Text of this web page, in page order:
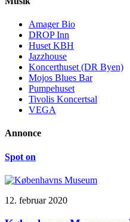
Amager Bio
DROP Inn
Huset KBH
Jazzhouse
Koncerthuset (DR Byen)
Mojos Blues Bar
Pumpehuset
Tivolis Koncertsal
VEGA
Annonce
Spot on
12. februar 2020